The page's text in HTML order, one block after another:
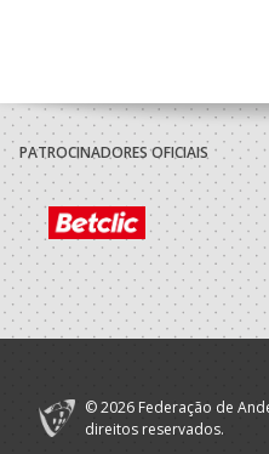
PATROCINADORES OFICIAIS
© 2026 Federação de
direitos reservados.